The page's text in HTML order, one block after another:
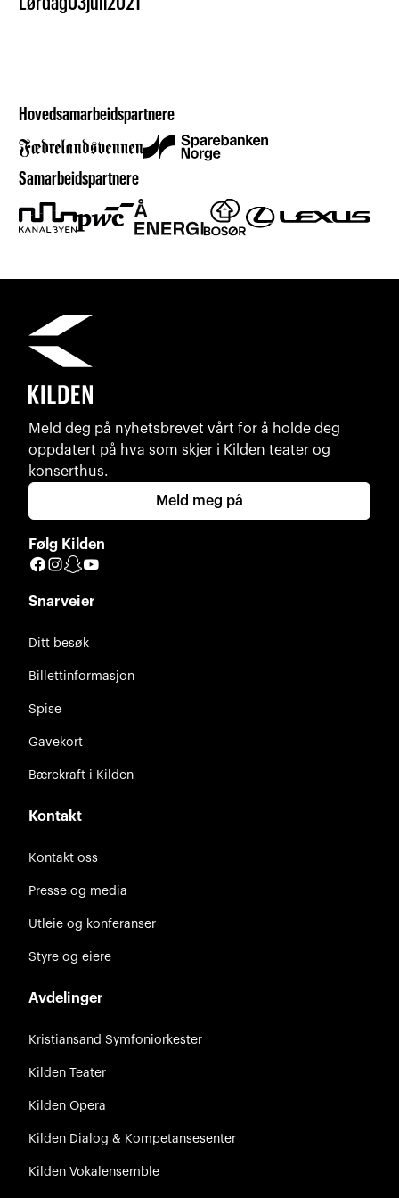
Hovedsamarbeidspartnere
Samarbeidspartnere
Meld deg på nyhetsbrevet vårt for å holde deg
oppdatert på hva som skjer i Kilden teater og
konserthus.
Meld meg på
Følg Kilden
Facebook
Instagram
Snapchat
Snarveier
Ditt besøk
Billettinformasjon
Spise
Gavekort
Bærekraft i Kilden
Kontakt
Kontakt oss
Presse og media
Utleie og konferanser
Styre og eiere
Avdelinger
Kristiansand Symfoniorkester
Kilden Teater
Kilden Opera
Kilden Dialog & Kompetansesenter
Kilden Vokalensemble